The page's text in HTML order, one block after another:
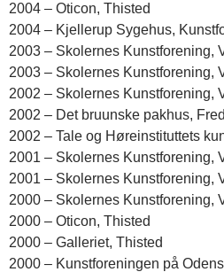
2004 – Oticon, Thisted
2004 – Kjellerup Sygehus,
2003 – Skolernes Kunstforening,
2003 – Skolernes Kunstforening,
2002 – Skolernes Kunstforening,
2002 – Det bruunske pakhus,
2002 – Tale og Høreinstituttets
2001 – Skolernes Kunstforening,
2001 – Skolernes Kunstforening,
2000 – Skolernes Kunstforening,
2000 – Oticon, Thisted
2000 – Galleriet, Thisted
2000 – Kunstforeningen på